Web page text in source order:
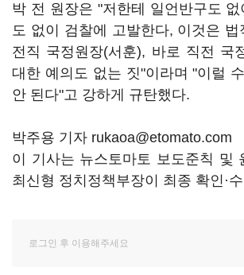
박 전 원장은 "저한테 일언반구도 없
도 없이 검찰에 고발한다, 이것은 법
전직 국정원장(서훈), 바로 직전 국
대한 예의도 없는 짓"이라며 "이럴
안 된다"고 강하게 규탄했다.
박주용 기자 rukaoa@etomato.com
이 기사는 뉴스토마토 보도준칙 및
최신형 정치정책부장이 최종 확인·